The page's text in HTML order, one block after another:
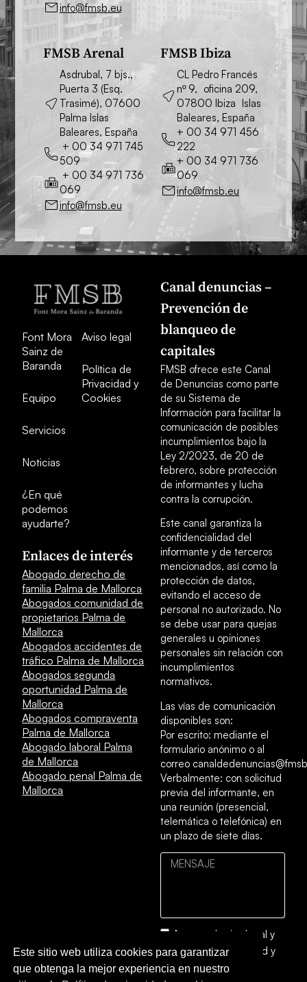
info@fmsb.eu
FMSB Arenal
Asdrubal, 7 bjs.,
Puerta 3 (Esq.
Trasimé), 07600
Palma Islas
Baleares, España
+ 00 34 971 745
509
+ 00 34 971 736
069
info@fmsb.eu
FMSB Ibiza
CL Pedro Francés
nº 9, oficina 209,
07800 Ibiza Islas
Baleares, España
+ 00 34 971 456
222
+ 00 34 971 736
069
info@fmsb.eu
Font Mora
Sainz de
Baranda
Equipo
Servicios
Noticias
¿En qué
podemos
ayudarte?
Aviso legal
Política de
Privacidad y
Cookies
Enlaces de interés
Abogado derecho de
familia Palma de Mallorca
Abogados comunidad de
propietarios Palma de
Mallorca
Abogados accidentes de
tráfico Palma de Mallorca
Abogados segunda
oportunidad Palma de
Mallorca
Abogados compraventa
Palma de Mallorca
Abogado laboral Palma
de Mallorca
Abogado penal Palma de
Mallorca
Canal denuncias –
Prevención de
blanqueo de
capitales
FMSB ofrece este Canal
de Denuncias como parte
de su Sistema de
Información para facilitar la
comunicación de posibles
incumplimientos bajo la
Ley 2/2023, de 20 de
febrero, sobre protección
de informantes y lucha
contra la corrupción.
Este canal garantiza la
confidencialidad del
informante y de terceros
mencionados, así como la
protección de datos,
evitando el acceso de
personal no autorizado. No
se debe usar para quejas
generales u opiniones
personales sin relación con
incumplimientos
normativos.
Las vías de comunicación
disponibles son:
Por escrito: mediante el
formulario anónimo o al
correo
Verbalmente: con solicitud
previa del informante, en
una reunión (presencial,
telemática o telefónica) en
un plazo de siete días.
Acepto el aviso legal y
lapolítica de privacidad y
cookies
Este sitio web utiliza cookies para garantizar
que obtenga la mejor experiencia en nuestro